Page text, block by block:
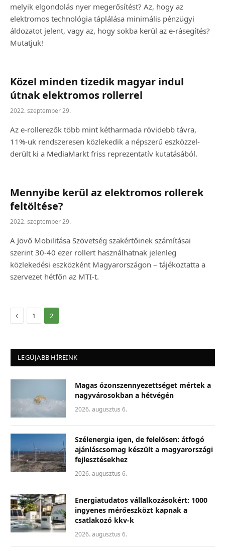
melyik elgondolás nyer megerősítést? Az, hogy az
elektromos technológia táplálása minimális pénzügyi
áldozatot jelent, vagy az, hogy sokba kerül az e-rásegítés?
Mutatjuk!
Közel minden tizedik magyar indul
útnak elektromos rollerrel
2022. szeptember 29.
Az e-rollerezők több mint kétharmada rövidebb távra,
11%-uk rendszeresen közlekedik a népszerű eszközzel-
derült ki a MediaMarkt friss reprezentatív kutatásából.
Mennyibe kerül az elektromos rollerek
feltöltése?
2022. szeptember 29.
A Jövő Mobilitása Szövetség szakértőinek számításai
szerint 30-40 ezer rollert használhatnak jelenleg
közlekedési eszközként Magyarországon – tájékoztatta a
szervezet hétfőn az MTI-t.
Előző1 2
LEGÚJABB HÍREINK
Magas ózonszennyezettséget mértek a
nagyvárosokban a hétvégén
2026. augusztus 6.
Szélenergia igen, de felelősen: átfogó
ajánláscsomag készült a magyarországi
fejlesztésekhez
2026. augusztus 6.
Energiatudatos vállalkozásokért: 1000
ingyenes mérőeszközt kapnak a
csatlakozó kkv-k
2026. augusztus 6.